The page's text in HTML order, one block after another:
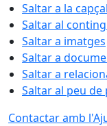
Saltar a la
Saltar al
Saltar a imatges
Saltar a
Saltar a
Saltar al peu de
Contactar amb